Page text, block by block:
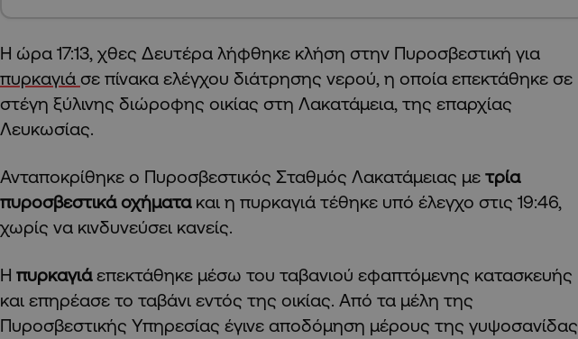
Η ώρα 17:13, χθες Δευτέρα λήφθηκε κλήση στην Πυροσβεστική για
πυρκαγιά σε πίνακα ελέγχου διάτρησης νερού, η οποία επεκτάθηκε σε
στέγη ξύλινης διώροφης οικίας στη Λακατάμεια, της επαρχίας
Λευκωσίας.
Ανταποκρίθηκε ο Πυροσβεστικός Σταθμός Λακατάμειας με τρία
πυροσβεστικά οχήματακαι η πυρκαγιά τέθηκε υπό έλεγχο στις 19:46,
χωρίς να κινδυνεύσει κανείς.
Η πυρκαγιάεπεκτάθηκε μέσω του ταβανιού εφαπτόμενης κατασκευής
και επηρέασε το ταβάνι εντός της οικίας. Από τα μέλη της
Πυροσβεστικής Υπηρεσίας έγινε αποδόμηση μέρους της γυψοσανίδας